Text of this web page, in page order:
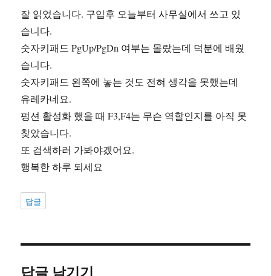
잘 읽었습니다. 구입후 오늘부터 사무실에서 쓰고 있
습니다.
숫자키패드 PgUp/PgDn 여부는 몰랐는데 덕분에 배웠
습니다.
숫자키패드 왼쪽에 놓는 것도 전혀 생각을 못했는데
유레카네요.
펑션 활성화 했을 때 F3,F4는 무슨 역할인지를 아직 못
찾았습니다.
또 검색하러 가봐야겠어요.
행복한 하루 되세요
답글
답글 남기기